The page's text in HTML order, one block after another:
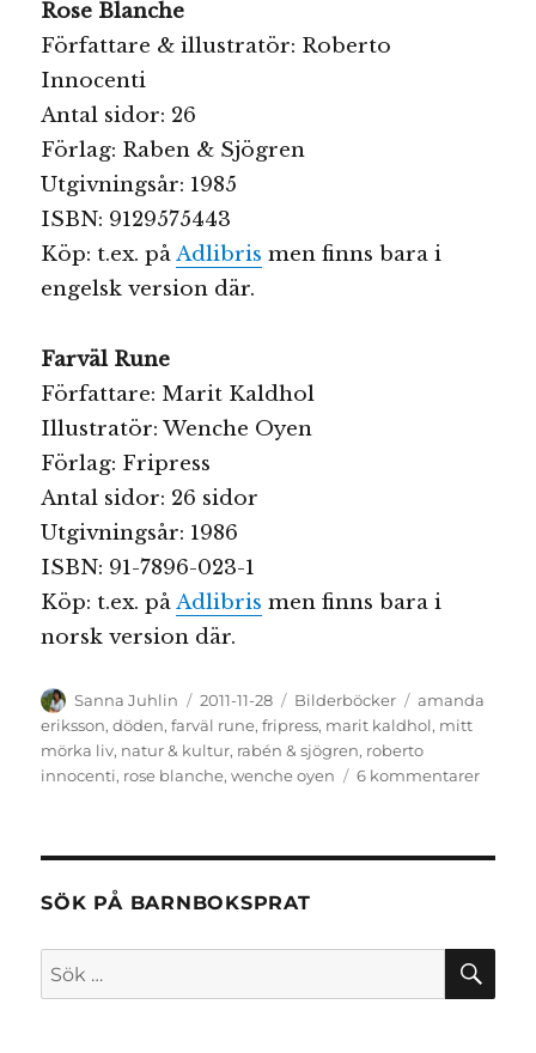
Rose Blanche
Författare & illustratör: Roberto
Innocenti
Antal sidor: 26
Förlag: Raben & Sjögren
Utgivningsår: 1985
ISBN: 9129575443
Köp: t.ex. påAdlibris men finns bara i
engelsk version där.
Farväl Rune
Författare: Marit Kaldhol
Illustratör: Wenche Oyen
Förlag: Fripress
Antal sidor: 26 sidor
Utgivningsår: 1986
ISBN: 91-7896-023-1
Köp: t.ex. påAdlibris men finns bara i
norsk version där.
Författare
Sanna Juhlin
Publicerat
den
2011-11-28 Kategorier
Bilderböcker Etiketter
amanda
eriksson,döden,farväl rune,fripress, marit kaldhol, mitt
mörka liv, natur & kultur, rabén & sjögren, roberto
innocenti, rose blanche,wenche oyen 6 kommentarertill
SÖK PÅ BARNBOKSPRAT
Sök